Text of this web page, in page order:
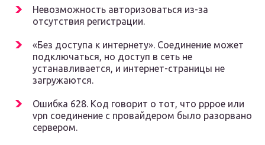
Невозможность авторизоваться из-за
отсутствия регистрации.
«Без доступа к интернету». Соединение может
подключаться, но доступ в сеть не
устанавливается, и интернет-страницы не
загружаются.
Ошибка 628. Код говорит о тот, что pppoe или
vpn соединение с провайдером было разорвано
сервером.